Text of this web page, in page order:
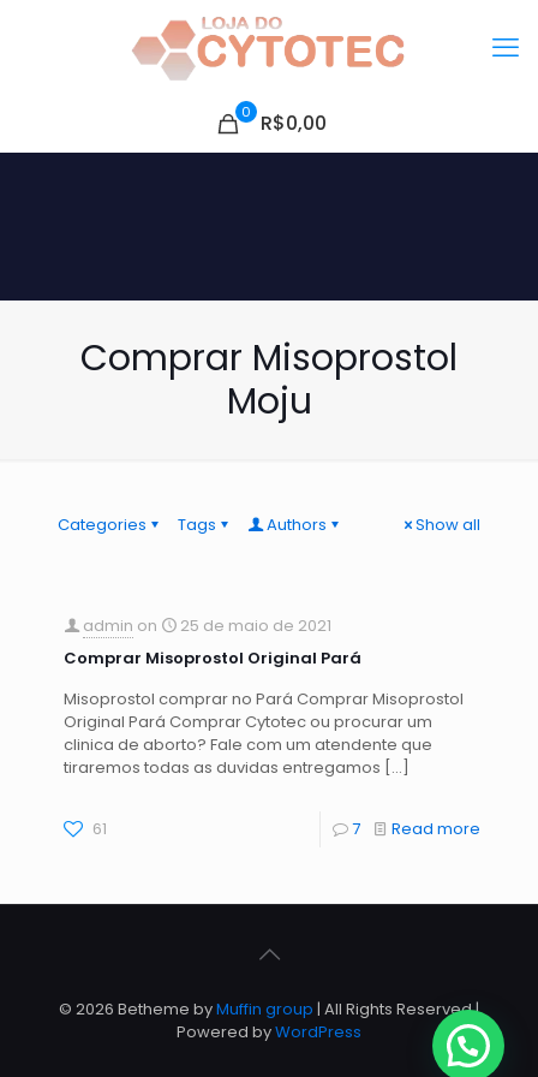
0 R$0,00
Comprar Misoprostol
Moju
Categories Tags Authors Show all
admin on
25 de maio de 2021
Comprar Misoprostol Original Pará
Misoprostol comprar no Pará Comprar Misoprostol
Original Pará Comprar Cytotec ou procurar um
clinica de aborto? Fale com um atendente que
tiraremos todas as duvidas entregamos […]
61 7 Read more
© 2026 Betheme byMuffin group | All Rights Reserved |
Powered byWordPress